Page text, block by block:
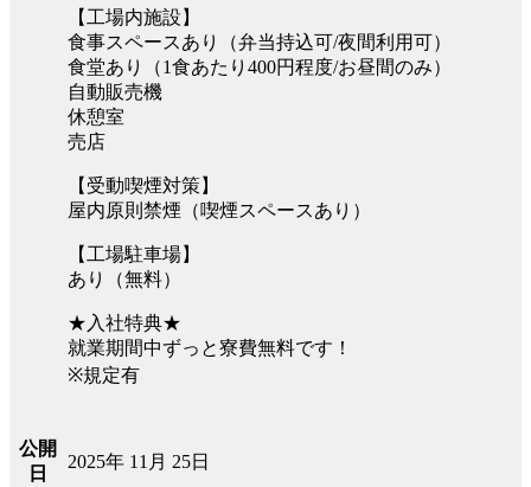
【工場内施設】
食事スペースあり（弁当持込可/夜間利用可）
食堂あり（1食あたり400円程度/お昼間のみ）
自動販売機
休憩室
売店
【受動喫煙対策】
屋内原則禁煙（喫煙スペースあり）
【工場駐車場】
あり（無料）
★入社特典★
就業期間中ずっと寮費無料です！
※規定有
公開
日
2025年 11月 25日